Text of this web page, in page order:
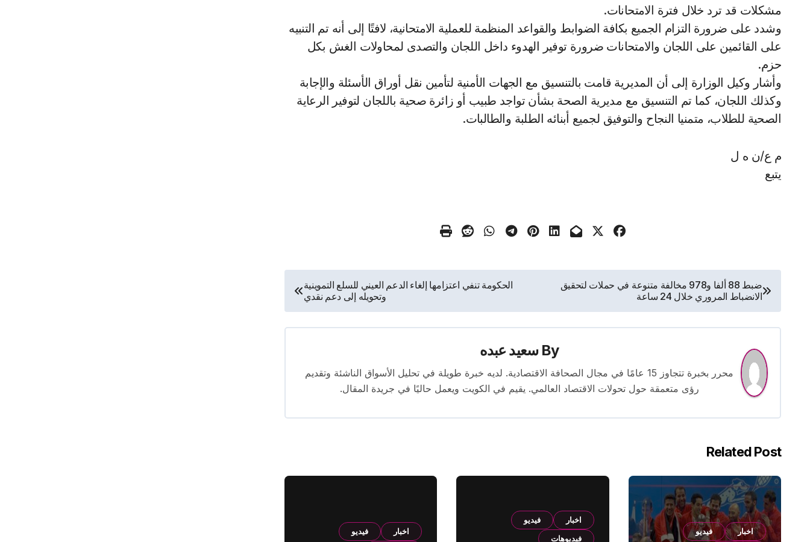
مشكلات قد ترد خلال فترة الامتحانات.
وشدد على ضرورة التزام الجميع بكافة الضوابط والقواعد المنظمة للعملية الامتحانية، لافتًا إلى أنه تم التنبيه
على القائمين على اللجان والامتحانات ضرورة توفير الهدوء داخل اللجان والتصدى لمحاولات الغش بكل
حزم.
وأشار وكيل الوزارة إلى أن المديرية قامت بالتنسيق مع الجهات الأمنية لتأمين نقل أوراق الأسئلة والإجابة
وكذلك اللجان، كما تم التنسيق مع مديرية الصحة بشأن تواجد طبيب أو زائرة صحية باللجان لتوفير الرعاية
الصحية للطلاب، متمنيا النجاح والتوفيق لجميع أبنائه الطلبة والطالبات.
م ع/ن ه ل
يتبع
تصفّح
المقالات
ضبط 88 ألفا و978 مخالفة متنوعة في حملات لتحقيق
الانضباط المروري خلال 24 ساعة
الحكومة تنفي اعتزامها إلغاء الدعم العيني للسلع التموينية
وتحويله إلى دعم نقدي
By سعيد عبده
محرر بخبرة تتجاوز 15 عامًا في مجال الصحافة الاقتصادية. لديه خبرة طويلة في تحليل الأسواق الناشئة وتقديم
رؤى متعمقة حول تحولات الاقتصاد العالمي. يقيم في الكويت ويعمل حاليًا في جريدة المقال.
Related Post
اخبار فيديو
اخبار
فيديو
فيديوهات
اخبار فيديو